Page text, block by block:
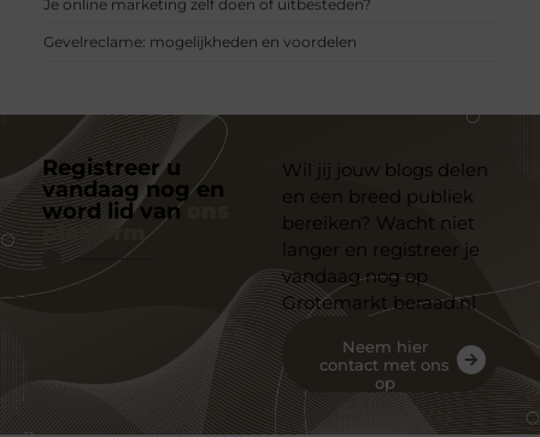
Je online marketing zelf doen of uitbesteden?
Gevelreclame: mogelijkheden en voordelen
Registreer u
vandaag nog en
word lid van
platform
Wil jij jouw blogs delen
en een breed publiek
bereiken? Wacht niet
langer en registreer je
vandaag nog op
Grotemarkt beraad.nl
Neem hier
contact met ons
op